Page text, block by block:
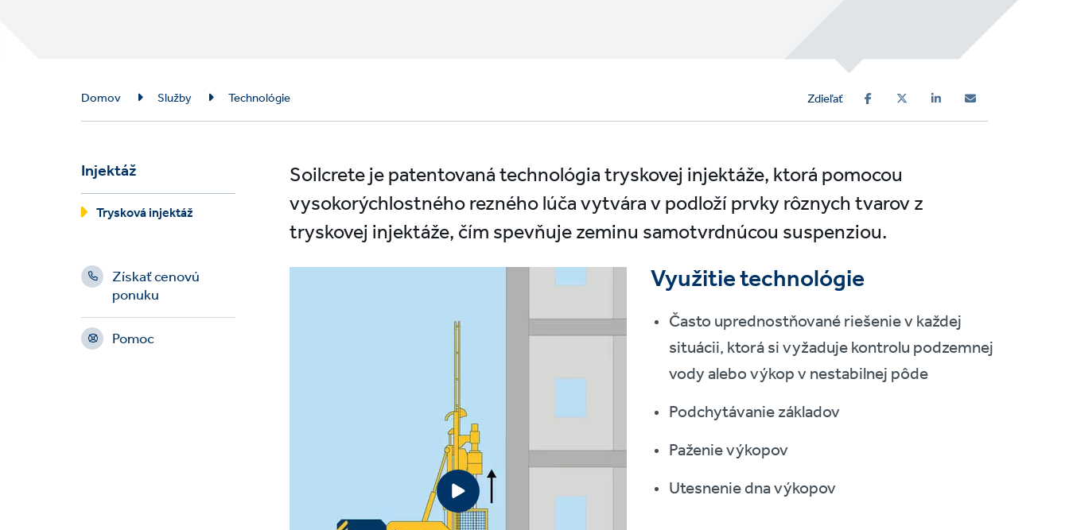
Breadcrumb
Domov Služby Technológie Zdieľať
Injektáž
Trysková injektáž
Získať cenovú
ponuku
Pomoc
Soilcrete je patentovaná technológia tryskovej injektáže, ktorá pomocou
vysokorýchlostného rezného lúča vytvára v podloží prvky rôznych tvarov z
tryskovej injektáže, čím spevňuje zeminu samotvrdnúcou suspenziou.
Využitie technológie
Často uprednostňované riešenie v každej
situácii, ktorá si vyžaduje kontrolu podzemnej
vody alebo výkop v nestabilnej pôde
Podchytávanie základov
Paženie výkopov
Utesnenie dna výkopov